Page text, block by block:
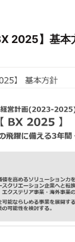
2025】基本